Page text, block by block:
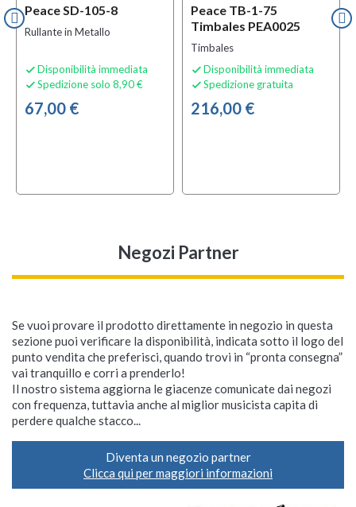
Peace SD-105-8
Rullante in Metallo
 Disponibilità immediata
 Spedizione solo 8,90 €
67,00 €
Peace TB-1-75
Timbales PEA0025
Timbales
 Disponibilità immediata
 Spedizione gratuita
216,00 €
Negozi Partner
Se vuoi provare il prodotto direttamente in negozio in questa
sezione puoi verificare la disponibilità, indicata sotto il logo del
punto vendita che preferisci, quando trovi in “pronta consegna”
vai tranquillo e corri a prenderlo!
Il nostro sistema aggiorna le giacenze comunicate dai negozi
con frequenza, tuttavia anche al miglior musicista capita di
perdere qualche stacco...
Diventa un negozio partner
Clicca qui per maggiori informazioni